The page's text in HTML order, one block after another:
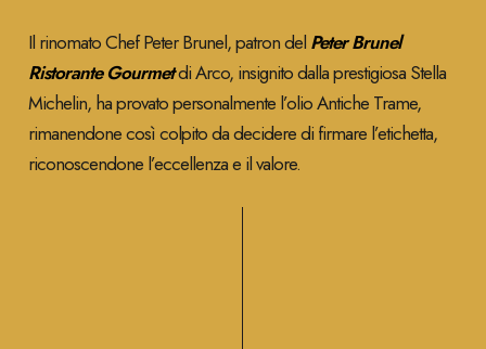
Il rinomato Chef Peter Brunel, patron del Peter Brunel
Ristorante Gourmetdi Arco, insignito dalla prestigiosa Stella
Michelin, ha provato personalmente l’olio Antiche Trame,
rimanendone così colpito da decidere di firmare l’etichetta,
riconoscendone l’eccellenza e il valore.